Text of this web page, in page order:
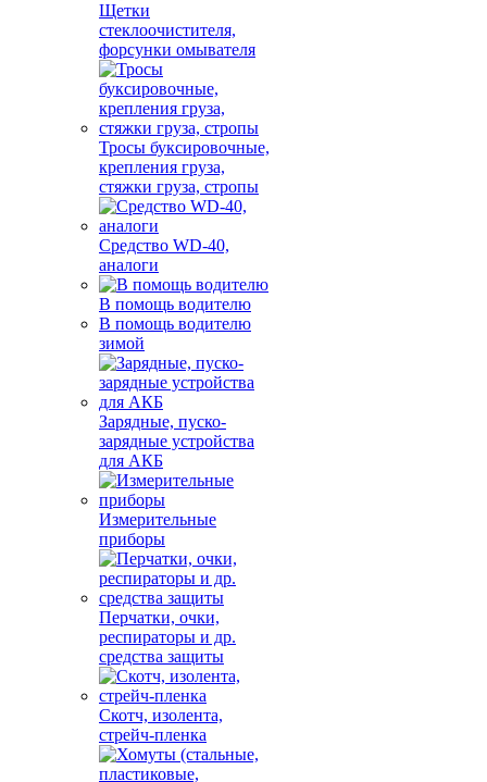
Щетки
стеклоочистителя,
форсунки омывателя
Тросы буксировочные,
крепления груза,
стяжки груза, стропы
Средство WD-40,
аналоги
В помощь водителю
В помощь водителю
зимой
Зарядные, пуско-
зарядные устройства
для АКБ
Измерительные
приборы
Перчатки, очки,
респираторы и др.
средства защиты
Скотч, изолента,
стрейч-пленка